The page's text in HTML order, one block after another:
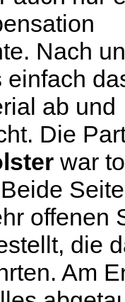
Nach
einfach
ab und
Die
war
offenen
die
Am